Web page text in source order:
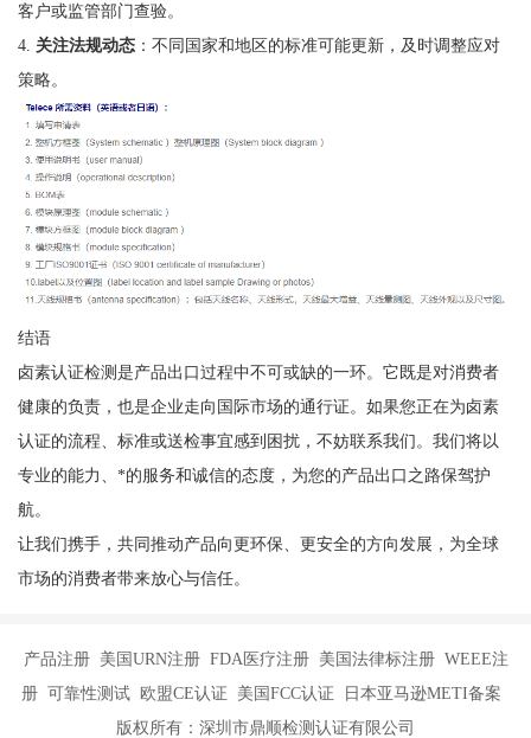
客户或监管部门查验。
4. 关注法规动态：不同国家和地区的标准可能更新，及时调整应对
策略。
结语
卤素认证检测是产品出口过程中不可或缺的一环。它既是对消费者
健康的负责，也是企业走向国际市场的通行证。如果您正在为卤素
认证的流程、标准或送检事宜感到困扰，不妨联系我们。我们将以
专业的能力、*的服务和诚信的态度，为您的产品出口之路保驾护
航。
让我们携手，共同推动产品向更环保、更安全的方向发展，为全球
市场的消费者带来放心与信任。
产品注册 美国URN注册 FDA医疗注册 美国法律标注册 WEEE注
册 可靠性测试 欧盟CE认证 美国FCC认证 日本亚马逊METI备案
版权所有：深圳市鼎顺检测认证有限公司